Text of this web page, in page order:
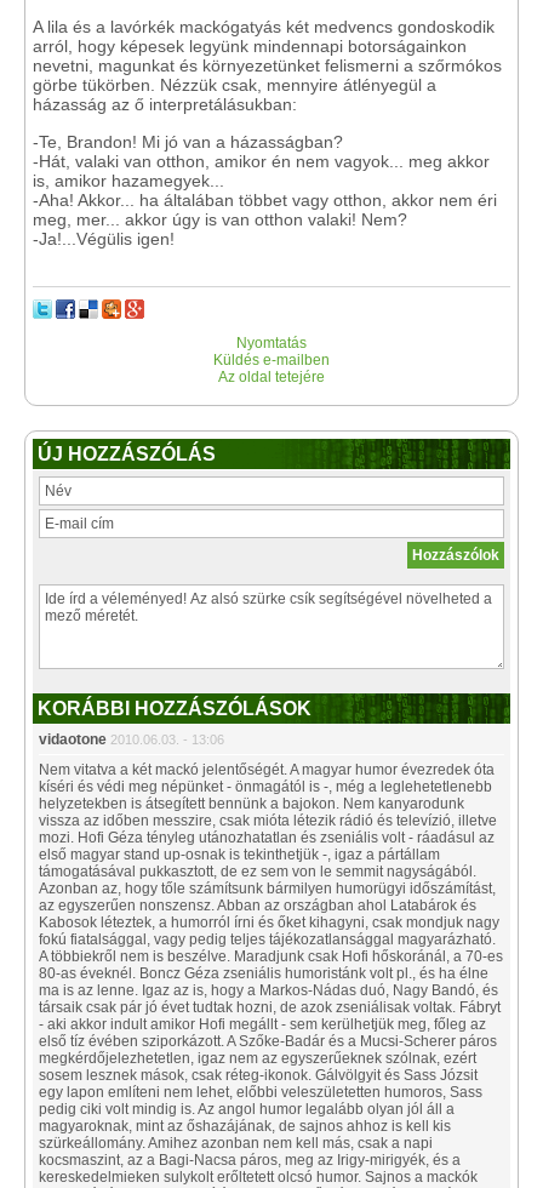
A lila és a lavórkék mackógatyás két medvencs gondoskodik
arról, hogy képesek legyünk mindennapi botorságainkon
nevetni, magunkat és környezetünket felismerni a szőrmókos
görbe tükörben. Nézzük csak, mennyire átlényegül a
házasság az ő interpretálásukban:
-Te, Brandon! Mi jó van a házasságban?
-Hát, valaki van otthon, amikor én nem vagyok... meg akkor
is, amikor hazamegyek...
-Aha! Akkor... ha általában többet vagy otthon, akkor nem éri
meg, mer... akkor úgy is van otthon valaki! Nem?
-Ja!...Végülis igen!
Nyomtatás
Küldés e-mailben
Az oldal tetejére
ÚJ HOZZÁSZÓLÁS
KORÁBBI HOZZÁSZÓLÁSOK
vidaotone 2010.06.03. - 13:06
Nem vitatva a két mackó jelentőségét. A magyar humor évezredek óta
kíséri és védi meg népünket - önmagától is -, még a leglehetetlenebb
helyzetekben is átsegített bennünk a bajokon. Nem kanyarodunk
vissza az időben messzire, csak mióta létezik rádió és televízió, illetve
mozi. Hofi Géza tényleg utánozhatatlan és zseniális volt - ráadásul az
első magyar stand up-osnak is tekinthetjük -, igaz a pártállam
támogatásával pukkasztott, de ez sem von le semmit nagyságából.
Azonban az, hogy tőle számítsunk bármilyen humorügyi időszámítást,
az egyszerűen nonszensz. Abban az országban ahol Latabárok és
Kabosok léteztek, a humorról írni és őket kihagyni, csak mondjuk nagy
fokú fiatalsággal, vagy pedig teljes tájékozatlansággal magyarázható.
A többiekről nem is beszélve. Maradjunk csak Hofi hőskoránál, a 70-es
80-as éveknél. Boncz Géza zseniális humoristánk volt pl., és ha élne
ma is az lenne. Igaz az is, hogy a Markos-Nádas duó, Nagy Bandó, és
társaik csak pár jó évet tudtak hozni, de azok zseniálisak voltak. Fábryt
- aki akkor indult amikor Hofi megállt - sem kerülhetjük meg, főleg az
első tíz évében sziporkázott. A Szőke-Badár és a Mucsi-Scherer páros
megkérdőjelezhetetlen, igaz nem az egyszerűeknek szólnak, ezért
sosem lesznek mások, csak réteg-ikonok. Gálvölgyit és Sass Józsit
egy lapon említeni nem lehet, előbbi veleszületetten humoros, Sass
pedig ciki volt mindig is. Az angol humor legalább olyan jól áll a
magyaroknak, mint az őshazájának, de sajnos ahhoz is kell kis
szürkeállomány. Amihez azonban nem kell más, csak a napi
kocsmaszint, az a Bagi-Nacsa páros, meg az Irigy-mirigyék, és a
kereskedelmieken sulykolt erőltetett olcsó humor. Sajnos a mackók